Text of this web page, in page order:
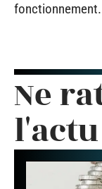
fonctionnement.
Ne
l'actu